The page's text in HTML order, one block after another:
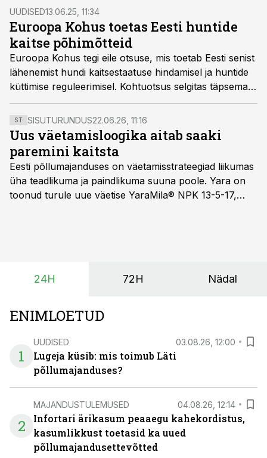
hundi nn nuhtlusisendite küttimiseks – neist üks on
praeguseks realiseeritud. Sellisel kujul ei ole
küttimislube varem piirkonnas väljastatud.
UUDISED13.06.25, 11:34
Euroopa Kohus toetas Eesti huntide
kaitse põhimõtteid
Euroopa Kohus tegi eile otsuse, mis toetab Eesti senist
lähenemist hundi kaitsestaatuse hindamisel ja huntide
küttimise reguleerimisel. Kohtuotsus selgitas täpsemalt,
kuidas rakendada Euroopa Liidu looduskaitseõigust
piiriüleste populatsioonidega liikide puhul ning toetab
Eesti senist praktikat.
ST SISUTURUNDUS22.06.26, 11:16
Uus väetamisloogika aitab saaki
paremini kaitsta
Eesti põllumajanduses on väetamisstrateegiad liikumas
üha teadlikuma ja paindlikuma suuna poole. Yara on
toonud turule uue väetise YaraMila® NPK 13-5-17,
24H 72H Nädal
ENIMLOETUD
1
UUDISED 03.08.26, 12:00
Lugeja küsib: mis toimub Läti
põllumajanduses?
2
MAJANDUSTULEMUSED 04.08.26, 12:14
Infortari ärikasum peaaegu kahekordistus,
kasumlikkust toetasid ka uued
põllumajandusettevõtted